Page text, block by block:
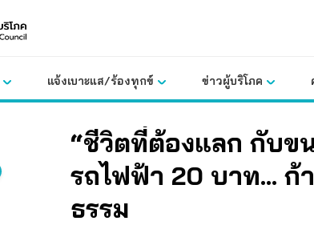
แจ้งเบาะแส/ร้องทุกข์ ข่าวผู้บริโภค
“ชีวิตที่ต้องแลก กับขน
รถไฟฟ้า 20 บาท… ก้
ธรรม